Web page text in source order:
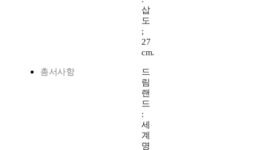
삽
도
;
27
cm.
총서사항
드
림
랜
드
:
세
계
명